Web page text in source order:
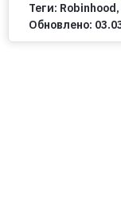
Теги: Robinhood,
Обновлено: